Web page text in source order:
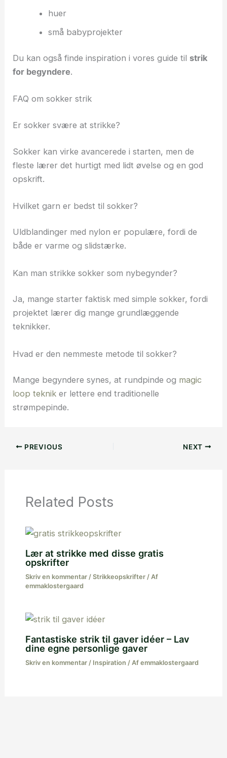
huer
små babyprojekter
Du kan også finde inspiration i vores guide til strik
for begyndere.
FAQ om sokker strik
Er sokker svære at strikke?
Sokker kan virke avancerede i starten, men de
fleste lærer det hurtigt med lidt øvelse og en god
opskrift.
Hvilket garn er bedst til sokker?
Uldblandinger med nylon er populære, fordi de
både er varme og slidstærke.
Kan man strikke sokker som nybegynder?
Ja, mange starter faktisk med simple sokker, fordi
projektet lærer dig mange grundlæggende
teknikker.
Hvad er den nemmeste metode til sokker?
Mange begyndere synes, at rundpinde og magic
loop teknik er lettere end traditionelle
strømpepinde.
PREVIOUS NEXT
Related Posts
Lær at strikke med disse gratis
opskrifter
Skriv en kommentar / Strikkeopskrifter/ Af
emmaklostergaard
Fantastiske strik til gaver idéer – Lav
dine egne personlige gaver
Skriv en kommentar / Inspiration / Af emmaklostergaard